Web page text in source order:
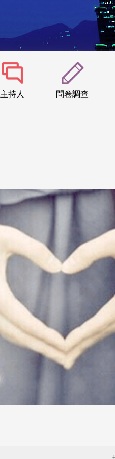
主持人 問卷調查